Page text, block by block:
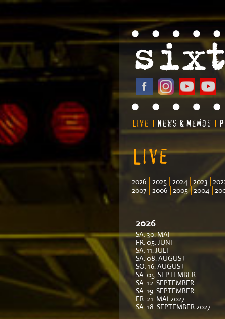
Live | News & Memos |
Live
2026| 2025| 2024| 2023|
2007| 2006| 2005|2004|
2026
SA. 30. MAI
FR. 05. JUNI
SA. 11. JULI
SA. 08. AUGUST
SO. 16. AUGUST
SA. 05. SEPTEMBER
SA. 12. SEPTEMBER
SA. 19. SEPTEMBER
FR. 21. MAI 2027
SA. 18. SEPTEMBER 2027